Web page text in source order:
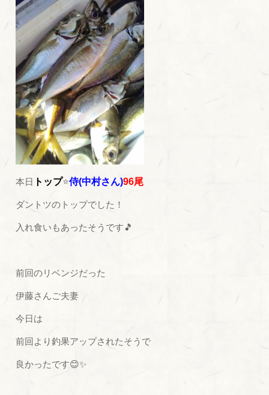
本日 トップ⭐侍(中村さん)96尾
ダントツのトップでした！
入れ食いもあったそうです🎵
前回のリベンジだった
伊藤さんご夫妻
今日は
前回より釣果アップされたそうで
良かったです😊✨